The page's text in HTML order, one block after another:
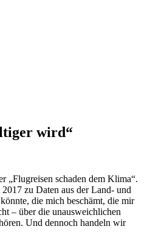
wird“
„Flugreisen schaden dem Klima“.
zu Daten aus der Land- und
die mich beschämt, die mir
– über die unausweichlichen
Und dennoch handeln wir